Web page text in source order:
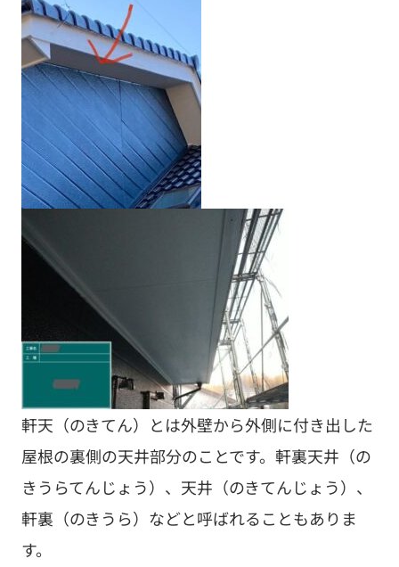
軒天（のきてん）とは外壁から外側に付き出した
屋根の裏側の天井部分のことです。軒裏天井（の
きうらてんじょう）、天井（のきてんじょう）、
軒裏（のきうら）などと呼ばれることもありま
す。